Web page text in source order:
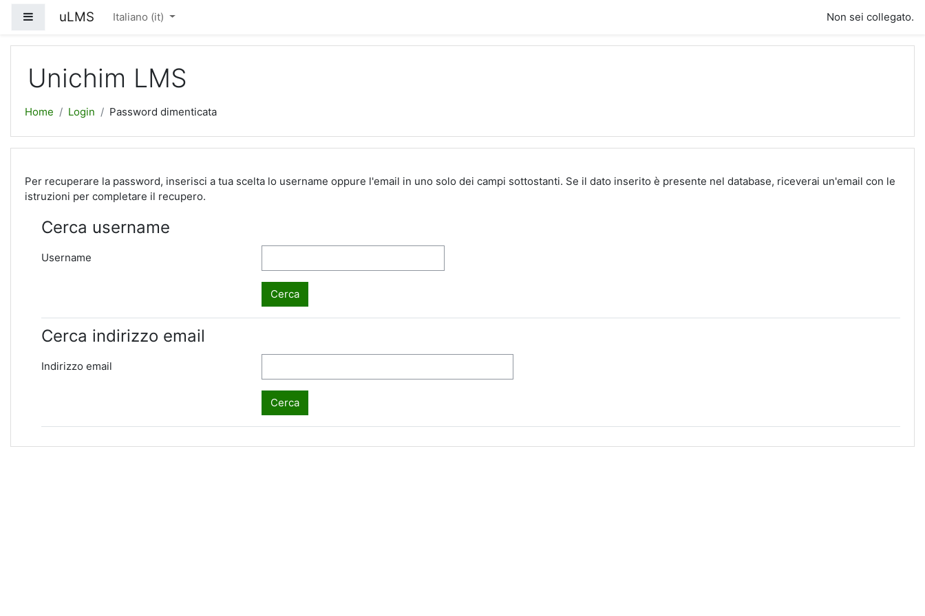
Pannello laterale
uLMS Italiano ‎(it)‎ Non sei collegato.
Unichim LMS
Home Login Password dimenticata
Per recuperare la password, inserisci a tua scelta lo username oppure l'email in uno solo dei campi sottostanti. Se il dato inserito è presente nel database, riceverai un'email con le
istruzioni per completare il recupero.
Cerca username
Username
Cerca indirizzo email
Indirizzo email